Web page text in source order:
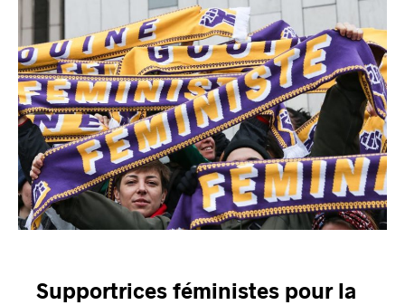
Supportrices féministes pour la